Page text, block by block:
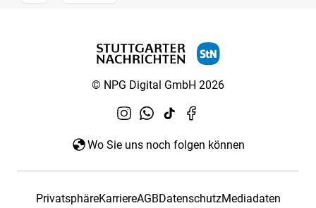
© NPG Digital GmbH 2026
Wo Sie uns noch folgen können
PrivatsphäreKarriereAGBDatenschutzMediadaten